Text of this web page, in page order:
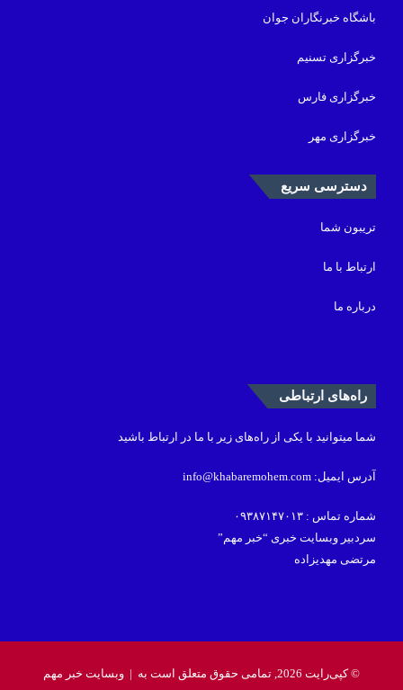
باشگاه خبرنگاران جوان
خبرگزاری تسنیم
خبرگزاری فارس
خبرگزاری مهر
دسترسی سریع
تریبون شما
ارتباط با ما
درباره ما
راه‌های ارتباطی
شما میتوانید با یکی از راه‌های زیر با ما در ارتباط باشید
آدرس ایمیل: info@khabaremohem.com
شماره تماس : ۰۹۳۸۷۱۴۷۰۱۳
سردبیر وبسایت خبری “خبر مهم”
مرتضی مهدیزاده
© کپی‌رایت 2026, تمامی حقوق متعلق است به | وبسایت خبر مهم